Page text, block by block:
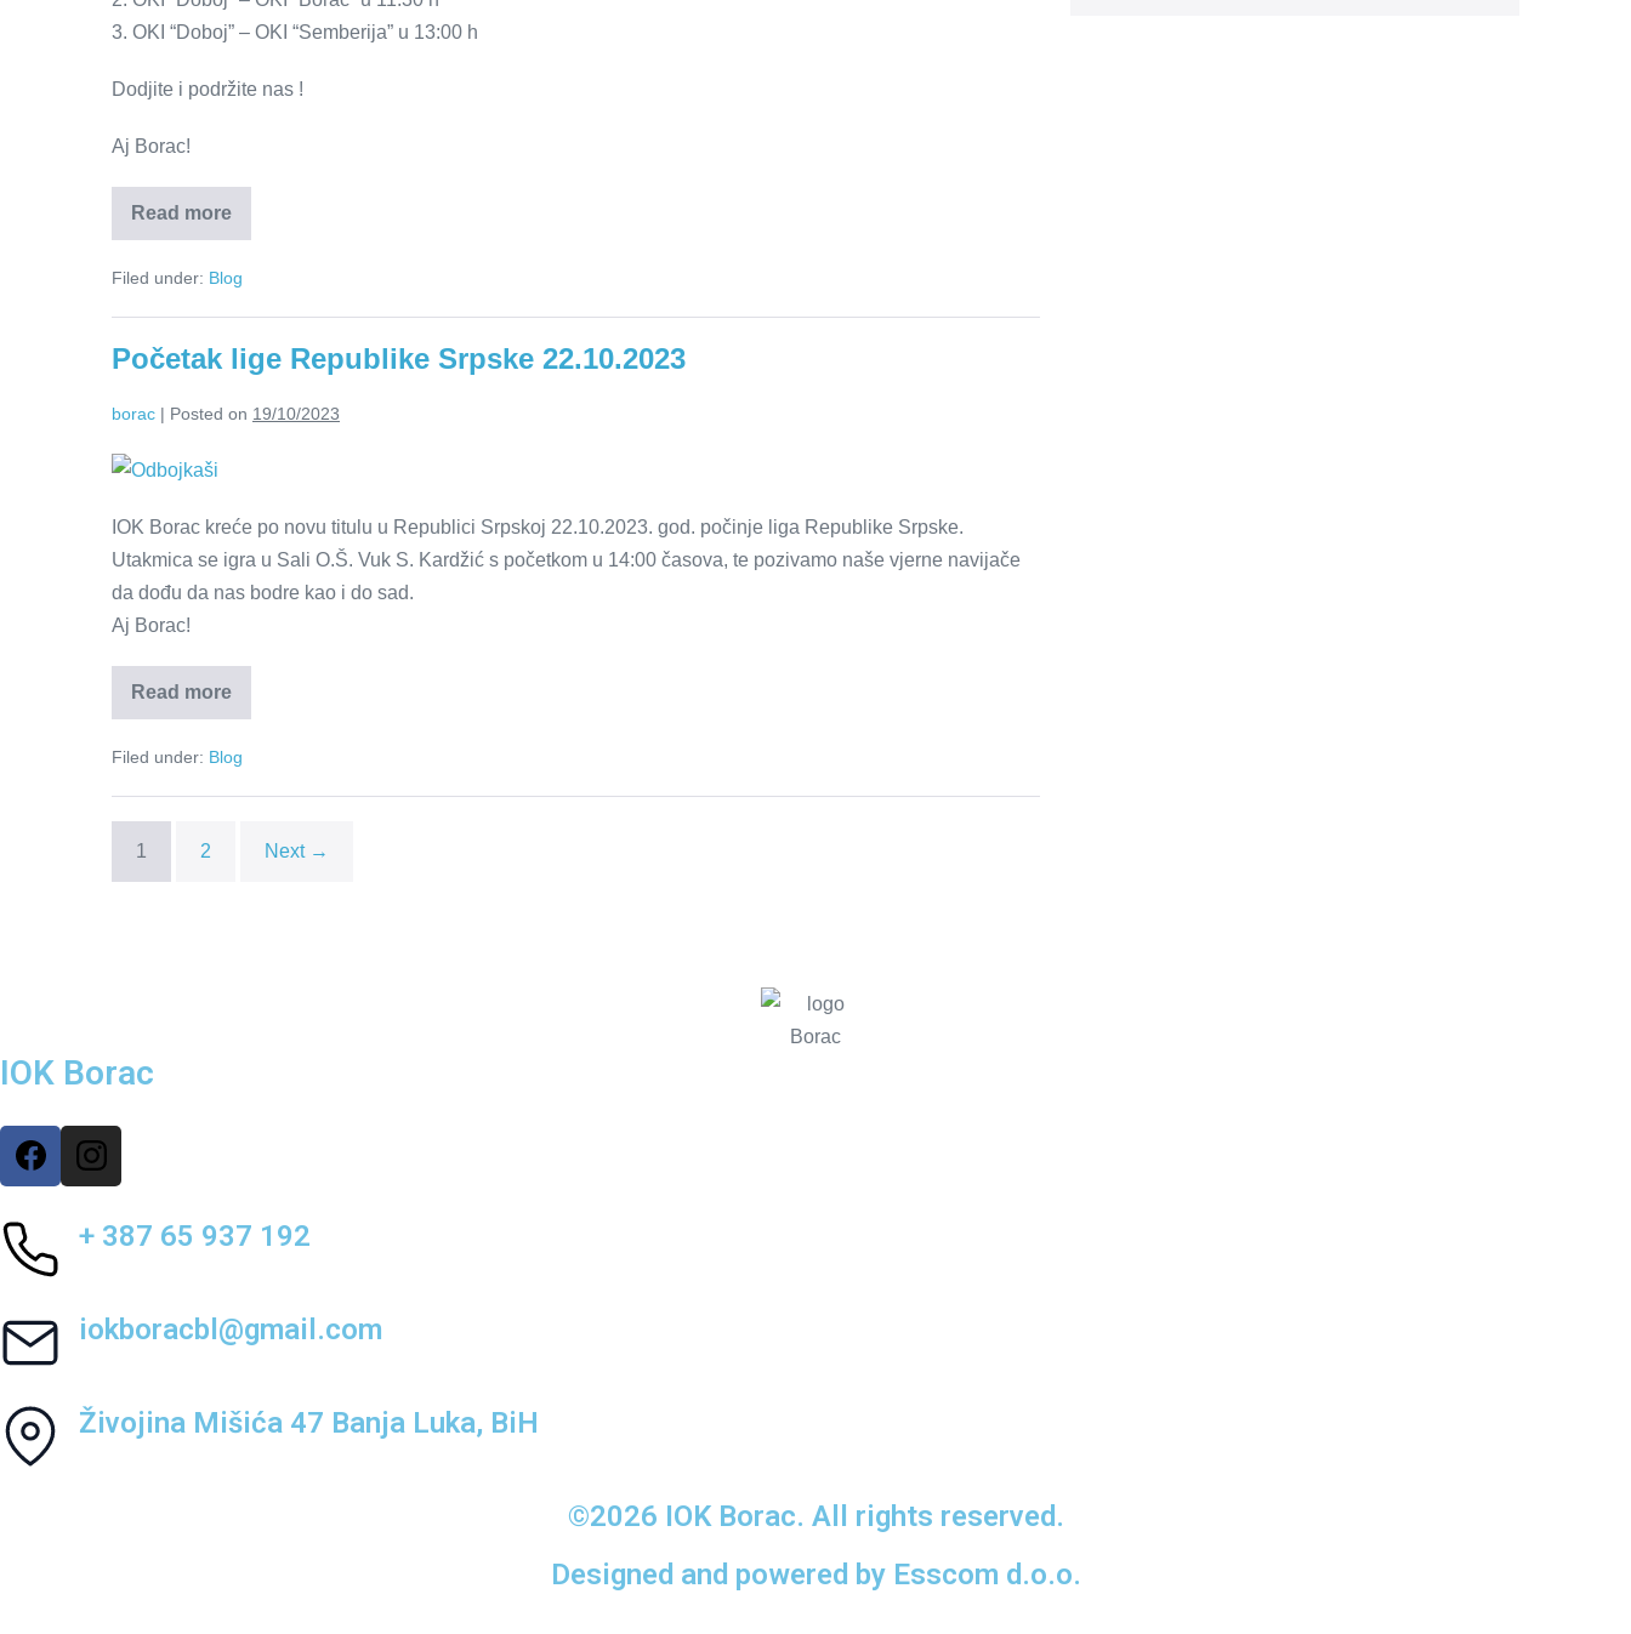
3. OKI “Doboj” – OKI “Semberija” u 13:00 h
Dodjite i podržite nas !
Aj Borac!
Read more
Filed under: Blog
Početak lige Republike Srpske 22.10.2023
borac | Posted on 19/10/2023
IOK Borac kreće po novu titulu u Republici Srpskoj 22.10.2023. god. počinje liga Republike Srpske.
Utakmica se igra u Sali O.Š. Vuk S. Kardžić s početkom u 14:00 časova, te pozivamo naše vjerne navijače
da dođu da nas bodre kao i do sad.
Aj Borac!
Read more
Filed under: Blog
1 2 Next →
IOK Borac
+ 387 65 937 192
iokboracbl@gmail.com
Živojina Mišića 47 Banja Luka, BiH
©2026 IOK Borac. All rights reserved.
Designed and powered by Esscom d.o.o.